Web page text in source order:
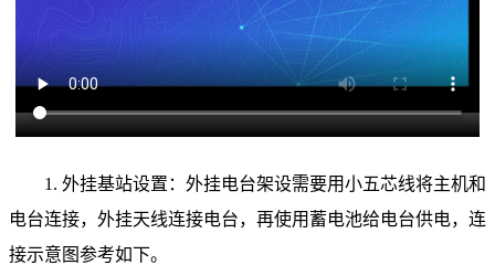
1. 外挂基站设置：外挂电台架设需要用小五芯线将主机和
电台连接，外挂天线连接电台，再使用蓄电池给电台供电，连
接示意图参考如下。